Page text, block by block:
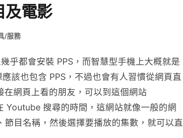
及電影
/服務
乎都會安裝 PPS，而智慧型手機上大概就是
該也包含 PPS，不過也會有人習慣從網頁直
網頁上看的朋友，可以到這個網站
Youtube 搜尋的時間，這網站就像一般的網
節目名稱，然後選擇要播放的集數，就可以直